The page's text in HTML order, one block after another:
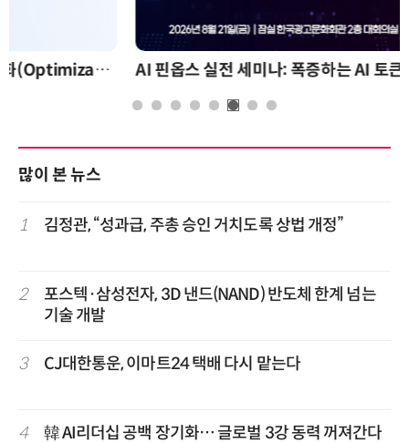
AI 핀옵스 실전 세미나: 폭증하는 AI 토큰 비용 관리 전략
많이 본 뉴스
1 김정관, “성과급, 주총 승인 거치도록 상법 개정”
2
포스텍·삼성전자, 3D 낸드(NAND) 반도체 한계 넘는
기술 개발
3 CJ대한통운, 이마트24 택배 다시 맡는다
4 韓 AI리더십 공백 장기화… 글로벌 3강 동력 꺼져간다